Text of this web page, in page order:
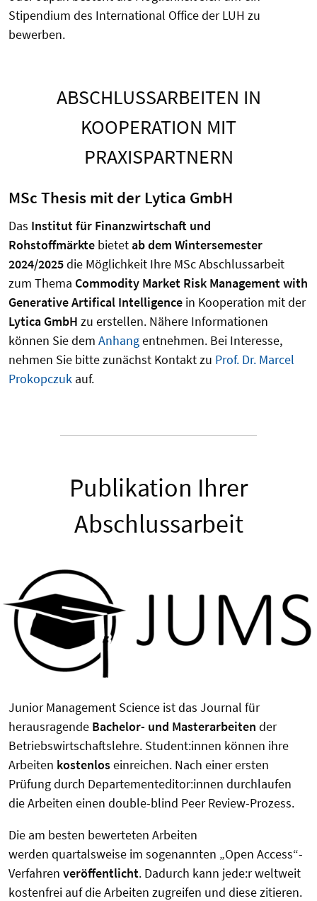
Stipendium des International Office der LUH zu
bewerben.
ABSCHLUSSARBEITEN IN
KOOPERATION MIT
PRAXISPARTNERN
MSc Thesis mit der Lytica GmbH
Das Institut für Finanzwirtschaft und
Rohstoffmärkte bietetab dem Wintersemester
2024/2025die Möglichkeit Ihre MSc Abschlussarbeit
zum Thema Commodity Market Risk Management with
Generative Artifical Intelligence in Kooperation mit der
Lytica GmbH zu erstellen. Nähere Informationen
können Sie dem Anhangentnehmen. Bei Interesse,
nehmen Sie bitte zunächst Kontakt zu Prof. Dr. Marcel
Prokopczuk auf.
Publikation Ihrer
Abschlussarbeit
Junior Management Science ist das Journal für
herausragende Bachelor- und Masterarbeiten der
Betriebswirtschaftslehre. Student:innen können ihre
Arbeiten kostenloseinreichen. Nach einer ersten
Prüfung durch Departementeditor:innen durchlaufen
die Arbeiten einen double-blind Peer Review-Prozess.
Die am besten bewerteten Arbeiten
werden quartalsweise im sogenannten „Open Access“-
Verfahren veröffentlicht. Dadurch kann jede:r weltweit
kostenfrei auf die Arbeiten zugreifen und diese zitieren.